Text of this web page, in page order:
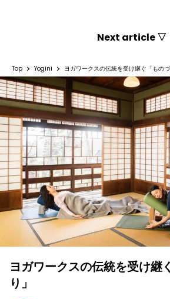
Next article ▽
Top Yogini ヨガワークスの伝統を受け継ぐ「ものづ
ヨガワークスの伝統を受け継
り」